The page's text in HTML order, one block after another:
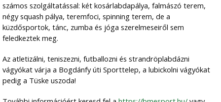
számos szolgáltatással: két kosárlabdapálya, falmászó terem,
négy squash pálya, teremfoci, spinning terem, de a
küzdősportok, tánc, zumba és jóga szerelmeseiről sem
feledkeztek meg.
Az atletizálni, teniszezni, futballozni és strandröplabdázni
vágyókat várja a Bogdánfy úti Sporttelep, a lubickolni vágyókat
pedig a Tüske uszoda!